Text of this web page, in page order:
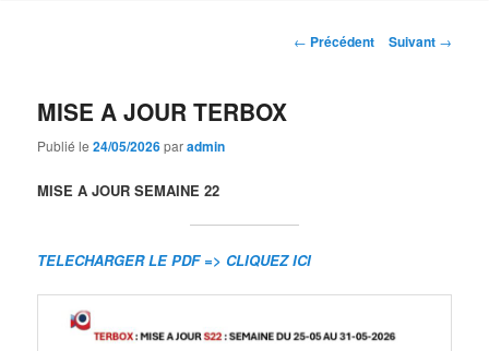
Navigation
← Précédent Suivant →
MISE A JOUR TERBOX
Publié le24/05/2026paradmin
MISE A JOUR SEMAINE 22
TELECHARGER LE PDF => CLIQUEZ ICI